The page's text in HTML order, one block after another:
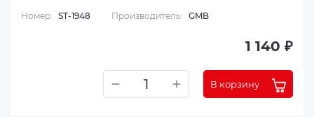
Номер: ST-1948 Производитель: GMB
1 140 ₽
В корзину